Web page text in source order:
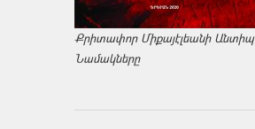
Քրիտափոր Միքայէլեանի Անտիպ
Նամակները